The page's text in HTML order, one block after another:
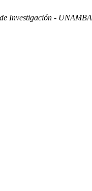
Investigación - UNAMBA